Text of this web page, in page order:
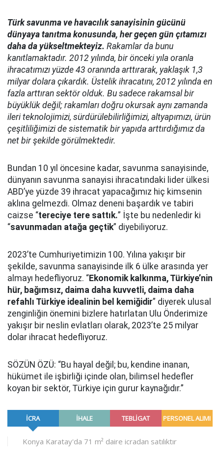
Türk savunma ve havacılık sanayisinin gücünü
dünyaya tanıtma konusunda, her geçen gün çıtamızı
daha da yükseltmekteyiz. Rakamlar da bunu
kanıtlamaktadır. 2012 yılında, bir önceki yıla oranla
ihracatımızı yüzde 43 oranında arttırarak, yaklaşık 1,3
milyar dolara çıkardık. Üstelik ihracatını, 2012 yılında en
fazla arttıran sektör olduk. Bu sadece rakamsal bir
büyüklük değil; rakamları doğru okursak aynı zamanda
ileri teknolojimizi, sürdürülebilirliğimizi, altyapımızı, ürün
çeşitliliğimizi de sistematik bir yapıda arttırdığımız da
net bir şekilde görülmektedir.
Bundan 10 yıl öncesine kadar, savunma sanayisinde,
dünyanın savunma sanayisi ihracatındaki lider ülkesi
ABD’ye yüzde 39 ihracat yapacağımız hiç kimsenin
aklına gelmezdi. Olmaz deneni başardık ve tabiri
caizse “tereciye tere sattık.” İşte bu nedenledir ki
“savunmadan atağa geçtik” diyebiliyoruz.
2023’te Cumhuriyetimizin 100. Yılına yakışır bir
şekilde, savunma sanayisinde ilk 6 ülke arasında yer
almayı hedefliyoruz. “Ekonomik kalkınma, Türkiye’nin
hür, bağımsız, daima daha kuvvetli, daima daha
refahlı Türkiye idealinin bel kemiğidir” diyerek ulusal
zenginliğin önemini bizlere hatırlatan Ulu Önderimize
yakışır bir neslin evlatları olarak, 2023’te 25 milyar
dolar ihracat hedefliyoruz.
SÖZÜN ÖZÜ: “Bu hayal değil; bu, kendine inanan,
hükümet ile işbirliği içinde olan, bilimsel hedefler
koyan bir sektör, Türkiye için gurur kaynağıdır.”